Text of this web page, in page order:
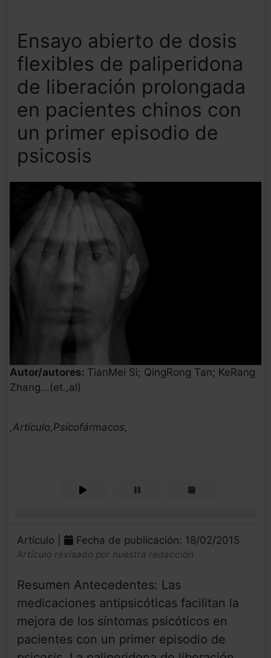
Ensayo abierto de dosis
flexibles de paliperidona
de liberación prolongada
en pacientes chinos con
un primer episodio de
psicosis
Autor/autores: TianMei Si; QingRong Tan; KeRang
Zhang...(et.,al)
,Artículo,Psicofármacos,
Artículo | Fecha de publicación: 18/02/2015
Artículo revisado por nuestra redacción
Resumen Antecedentes: Las
medicaciones antipsicóticas facilitan la
mejora de los síntomas psicóticos en
pacientes con un primer episodio de